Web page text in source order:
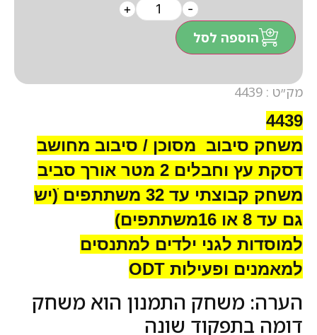
מק״ט : 4439
4439
משחק סיבוב מסוכן / סיבוב מחושב
דסקת עץ וחבלים 2 מטר אורך סביב
משחק קבוצתי עד 32 משתתפים ׁ(יש
גם עד 8 או 16משתתפים)
למוסדות לגני ילדים למתנסים
למאמנים ופעילות ODT
הערה: משחק התמנון הוא משחק
דומה בתפקוד שונה
-
+
הוספה לסל